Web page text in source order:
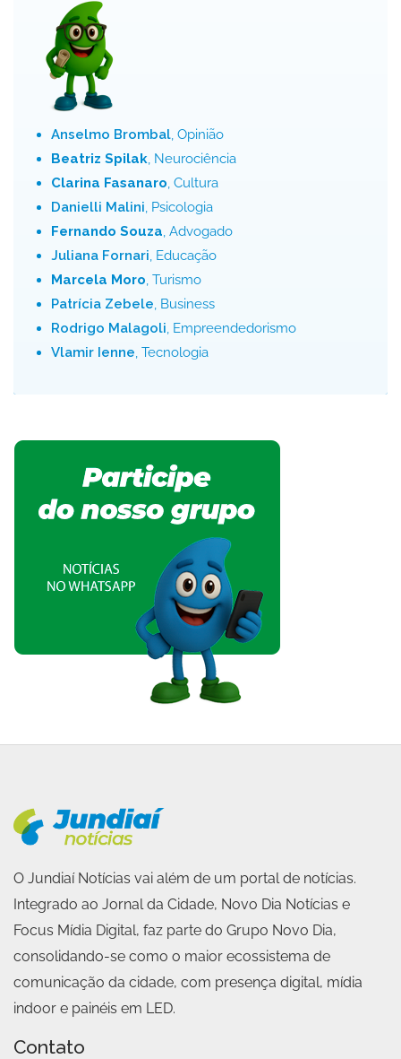
Anselmo Brombal, Opinião
Beatriz Spilak, Neurociência
Clarina Fasanaro, Cultura
Danielli Malini, Psicologia
Fernando Souza, Advogado
Juliana Fornari, Educação
Marcela Moro, Turismo
Patrícia Zebele, Business
Rodrigo Malagoli, Empreendedorismo
Vlamir Ienne, Tecnologia
O Jundiaí Notícias vai além de um portal de notícias.
Integrado ao Jornal da Cidade, Novo Dia Notícias e
Focus Mídia Digital, faz parte do Grupo Novo Dia,
consolidando-se como o maior ecossistema de
comunicação da cidade, com presença digital, mídia
indoor e painéis em LED.
Contato